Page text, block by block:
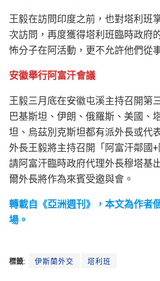
王毅在訪問印度之前，也對塔利班
次訪問，再度獲得塔利班臨時政府
怖分子在阿活動，更不允許他們從
安徽舉行阿富汗會議
王毅三月底在安徽屯溪主持召開第
巴基斯坦、伊朗、俄羅斯、美國、
坦、烏茲別克斯坦都有派外長或代
外長王毅將主持召開「阿富汗鄰國
請阿富汗臨時政府代理外長穆塔基
爾外長將作為來賓受邀與會。
轉載自《亞洲週刊》，本文為作者
場。
標籤: 伊斯蘭外交 塔利班